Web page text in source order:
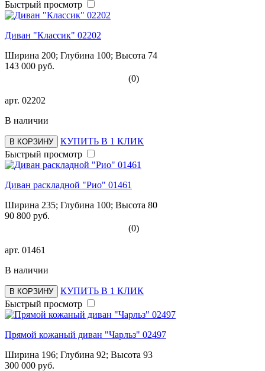
Быстрый просмотр
Диван "Классик" 02202
Ширина 200; Глубина 100; Высота 74
143 000 руб.
(0)
арт. 02202
В наличии
В КОРЗИНУ
КУПИТЬ В 1 КЛИК
Быстрый просмотр
Диван раскладной "Рио" 01461
Ширина 235; Глубина 100; Высота 80
90 800 руб.
(0)
арт. 01461
В наличии
В КОРЗИНУ
КУПИТЬ В 1 КЛИК
Быстрый просмотр
Прямой кожаный диван "Чарльз" 02497
Ширина 196; Глубина 92; Высота 93
300 000 руб.